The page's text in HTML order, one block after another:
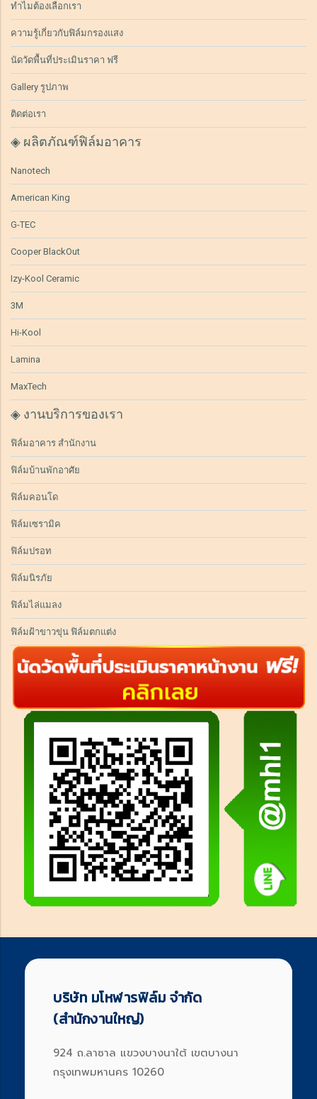
ทำไมต้องเลือกเรา
ความรู้เกี่ยวกับฟิล์มกรองแสง
นัดวัดพื้นที่ประเมินราคา ฟรี
Gallery รูปภาพ
ติดต่อเรา
◈ ผลิตภัณฑ์ฟิล์มอาคาร
Nanotech
American King
G-TEC
Cooper BlackOut
Izy-Kool Ceramic
3M
Hi-Kool
Lamina
MaxTech
◈ งานบริการของเรา
ฟิล์มอาคาร สำนักงาน
ฟิล์มบ้านพักอาศัย
ฟิล์มคอนโด
ฟิล์มเซรามิค
ฟิล์มปรอท
ฟิล์มนิรภัย
ฟิล์มไล่แมลง
ฟิล์มฝ้าขาวขุ่น ฟิล์มตกแต่ง
บริษัท มโหฬารฟิล์ม จำกัด
(สำนักงานใหญ่)
924 ถ.ลาซาล แขวงบางนาใต้ เขตบางนา
กรุงเทพมหานคร 10260